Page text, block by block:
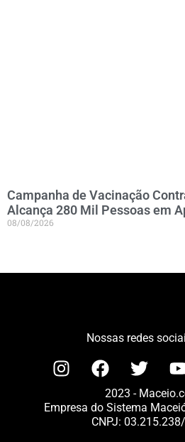
Campanha de Vacinação
Alcança 280 Mil Pessoas em
08/08/2026
Nossas redes
2023 -
Empresa do Sistema
CNPJ: